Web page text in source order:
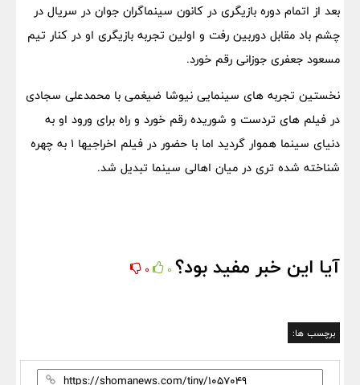
بعد از اتمام دوره بازیگری در کانون سینماگران جوان در سریال در
چشم باد مقابل دوربین رفت و اولین تجربه بازیگری او در کنار تیم
مسعود جعفری جوزانی رقم خورد.
نخستین تجربه های سینمایی نیوشا ضیغمی با محمدعلی سجادی
در فیلم های تردست و شوریده رقم خورد و راه برای ورود او به
دنیای سینما هموار گردید اما با حضور در فیلم اخراجیها 1 به چهره
شناخته شده تری در میان اهالی سینما تبدیل شد.
آیا این خبر مفید بود؟ 0
0
برچسب ها: